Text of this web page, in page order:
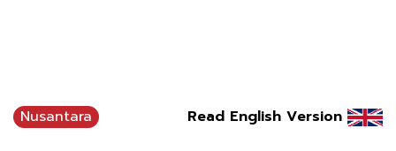
Nusantara Read English Version